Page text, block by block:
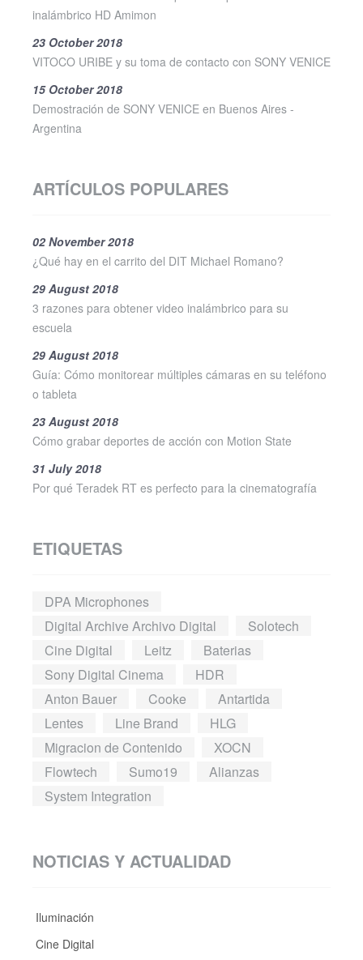
inalámbrico HD Amimon
23 October 2018
VITOCO URIBE y su toma de contacto con SONY VENICE
15 October 2018
Demostración de SONY VENICE en Buenos Aires -
Argentina
ARTÍCULOS POPULARES
02 November 2018
¿Qué hay en el carrito del DIT Michael Romano?
29 August 2018
3 razones para obtener video inalámbrico para su
escuela
29 August 2018
Guía: Cómo monitorear múltiples cámaras en su teléfono
o tableta
23 August 2018
Cómo grabar deportes de acción con Motion State
31 July 2018
Por qué Teradek RT es perfecto para la cinematografía
ETIQUETAS
DPA Microphones
Digital Archive Archivo Digital
Solotech
Cine Digital
Leitz
Baterias
Sony Digital Cinema
HDR
Anton Bauer
Cooke
Antartida
Lentes
Line Brand
HLG
Migracion de Contenido
XOCN
Flowtech
Sumo19
Alianzas
System Integration
NOTICIAS Y ACTUALIDAD
Iluminación
Cine Digital